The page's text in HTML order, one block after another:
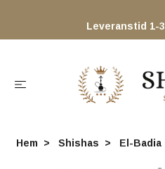
Leveranstid 1-
Hem Shishas El-Badia